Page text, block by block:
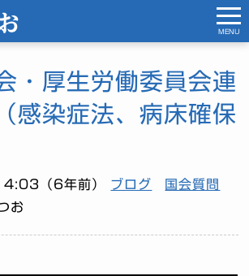
・厚生労働委員会連
感染症法、病床確保
（6年前） ブログ
国会質問
お
MENU